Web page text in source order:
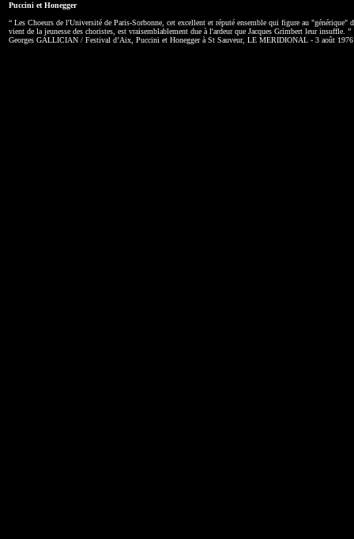
Puccini et Honegger
“ Les Choeurs de l'Université de Paris-Sorbonne, cet excellent et réputé ensemble qui figure au
vient de la jeunesse des choristes, est vraisemblablement due à l'ardeur que Jacques Grimbert leur insuffle. ”
Georges GALLICIAN / Festival d’Aix, Puccini et Honegger à St Sauveur, LE MERIDIONAL - 3 août 1976